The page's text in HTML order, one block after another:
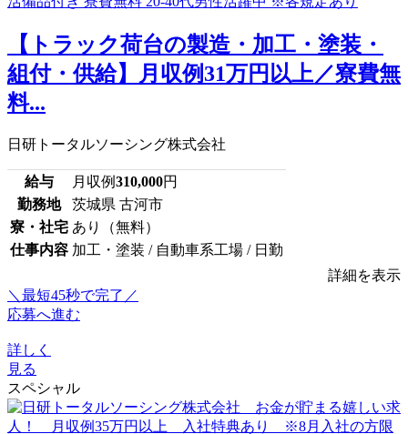
【トラック荷台の製造・加工・塗装・
組付・供給】月収例31万円以上／寮費無
料...
日研トータルソーシング株式会社
給与 月収例310,000円
勤務地
茨城県 古河市
寮・社宅 あり（無料）
仕事内容 加工・塗装 / 自動車系工場 / 日勤
詳細を表示
＼最短45秒で完了／
応募へ進む
詳しく
見る
スペシャル